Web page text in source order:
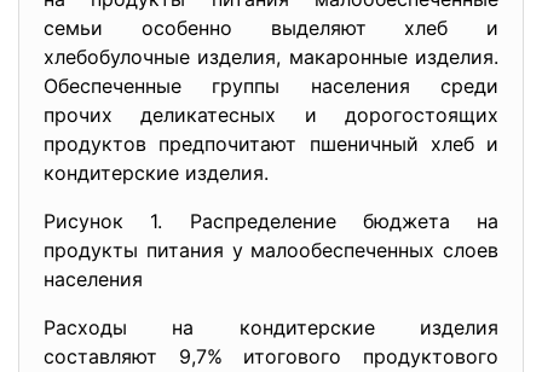
семьи особенно выделяют хлеб и
хлебобулочные изделия, макаронные изделия.
Обеспеченные группы населения среди
прочих деликатесных и дорогостоящих
продуктов предпочитают пшеничный хлеб и
кондитерские изделия.
Рисунок 1. Распределение бюджета на
продукты питания у малообеспеченных слоев
населения
Расходы на кондитерские изделия
составляют 9,7% итогового продуктового